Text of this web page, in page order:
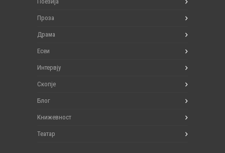
Проза
Драма
Есеи
Интервју
Скопје
Блог
Книжевност
Театар